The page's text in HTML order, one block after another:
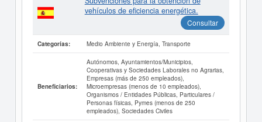
vehículos de eficiencia energética.
Consultar
Categorías: Medio Ambiente y Energía, Transporte
Beneficiarios:
Autónomos, Ayuntamientos/Municipios,
Cooperativas y Sociedades Laborales no Agrarias,
Empresas (más de 250 empleados),
Microempresas (menos de 10 empleados),
Organismos / Entidades Públicas, Particulares /
Personas físicas, Pymes (menos de 250
empleados), Sociedades Civiles